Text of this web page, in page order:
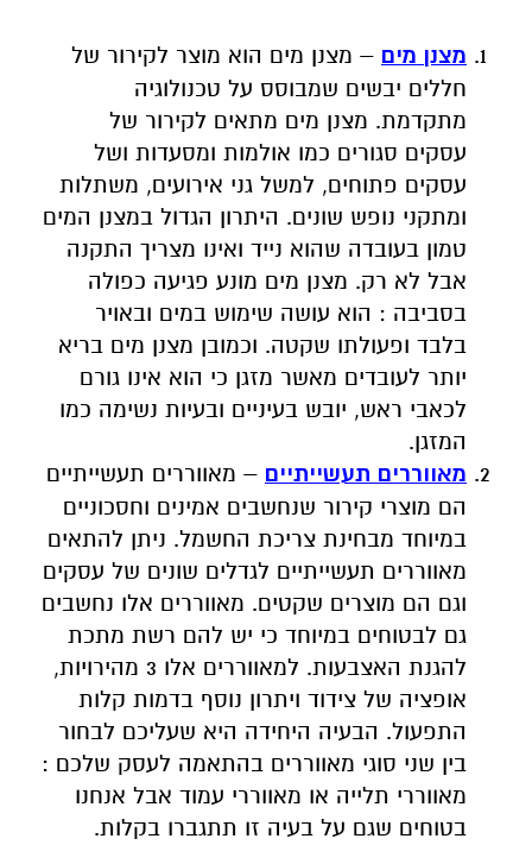
מצנן מים – מצנן מים הוא מוצר לקירור של
חללים יבשים שמבוסס על טכנולוגיה
מתקדמת. מצנן מים מתאים לקירור של
עסקים סגורים כמו אולמות ומסעדות ושל
עסקים פתוחים, למשל גני אירועים, משתלות
ומתקני נופש שונים. היתרון הגדול במצנן המים
טמון בעובדה שהוא נייד ואינו מצריך התקנה
אבל לא רק. מצנן מים מונע פגיעה כפולה
בסביבה : הוא עושה שימוש במים ובאויר
בלבד ופעולתו שקטה. וכמובן מצנן מים בריא
יותר לעובדים מאשר מזגן כי הוא אינו גורם
לכאבי ראש, יובש בעיניים ובעיות נשימה כמו
המזגן.
מאווררים תעשייתיים – מאווררים תעשייתיים
הם מוצרי קירור שנחשבים אמינים וחסכוניים
במיוחד מבחינת צריכת החשמל. ניתן להתאים
מאווררים תעשייתיים לגדלים שונים של עסקים
וגם הם מוצרים שקטים. מאווררים אלו נחשבים
גם לבטוחים במיוחד כי יש להם רשת מתכת
להגנת האצבעות. למאווררים אלו 3 מהירויות,
אופציה של צידוד ויתרון נוסף בדמות קלות
התפעול. הבעיה היחידה היא שעליכם לבחור
בין שני סוגי מאווררים בהתאמה לעסק שלכם :
מאווררי תלייה או מאווררי עמוד אבל אנחנו
בטוחים שגם על בעיה זו תתגברו בקלות.